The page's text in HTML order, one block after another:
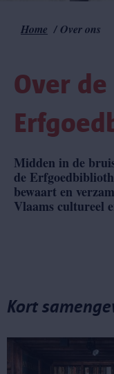
Kruimelpad
Home Over ons
Over de
Midden in de
de
bewaart en
Vlaams cultureel
Kort